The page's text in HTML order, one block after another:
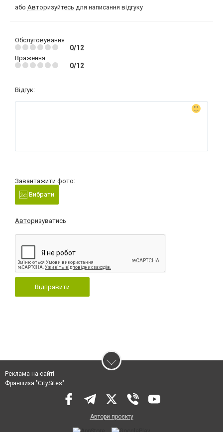
або Авторизуйтесь для написання відгуку
Обслуговування
0/12
Враження
0/12
Відгук:
Завантажити фото:
Вибрати
Авторизуватись
Відправити
Реклама на сайті
Франшиза "CitySites"
Автори проєкту